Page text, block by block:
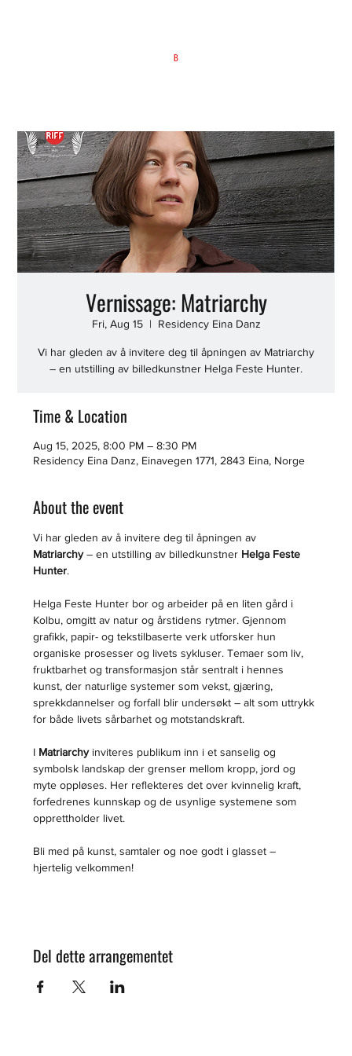
B
Vernissage: Matriarchy
Fri, Aug 15
  |
Residency Eina Danz
Vi har gleden av å invitere deg til åpningen av Matriarchy
– en utstilling av billedkunstner Helga Feste Hunter.
Time & Location
Aug 15, 2025, 8:00 PM – 8:30 PM
Residency Eina Danz, Einavegen 1771, 2843 Eina, Norge
About the event
Vi har gleden av å invitere deg til åpningen av
Matriarchy – en utstilling av billedkunstner Helga Feste
Hunter.
Helga Feste Hunter bor og arbeider på en liten gård i
Kolbu, omgitt av natur og årstidens rytmer. Gjennom
grafikk, papir- og tekstilbaserte verk utforsker hun
organiske prosesser og livets sykluser. Temaer som liv,
fruktbarhet og transformasjon står sentralt i hennes
kunst, der naturlige systemer som vekst, gjæring,
sprekkdannelser og forfall blir undersøkt – alt som uttrykk
for både livets sårbarhet og motstandskraft.
I Matriarchy inviteres publikum inn i et sanselig og
symbolsk landskap der grenser mellom kropp, jord og
myte oppløses. Her reflekteres det over kvinnelig kraft,
forfedrenes kunnskap og de usynlige systemene som
opprettholder livet.
Bli med på kunst, samtaler og noe godt i glasset –
hjertelig velkommen!
Del dette arrangementet